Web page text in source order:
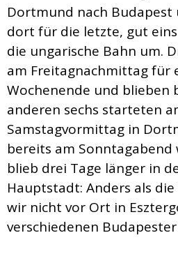
Dortmund nach Budapest
dort für die letzte, gut
die ungarische Bahn um.
am Freitagnachmittag für
Wochenende und blieben
anderen sechs starteten
Samstagvormittag in
bereits am Sonntagabend
blieb drei Tage länger in
Hauptstadt: Anders als
wir nicht vor Ort in
verschiedenen